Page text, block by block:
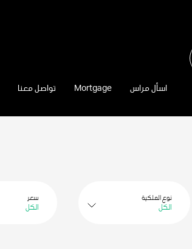
تواصل معنا Mortgage
اسأل مراس
نوع الملكية
الكل
سعر
الكل